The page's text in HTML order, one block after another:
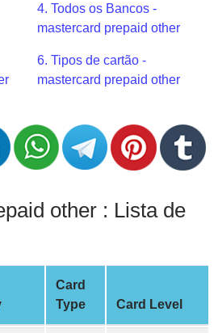
4. Todos os Bancos -
mastercard prepaid other
6. Tipos de cartão -
mastercard prepaid other
other : Lista de
Card
Type
Card Level